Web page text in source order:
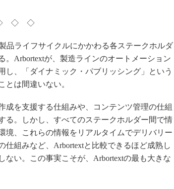
◇ ◇
ライフサイクルにかかわる各ステークホルダ
。Arbortextが、製造ラインのオートメーション
し、「ダイナミック・パブリッシング」という
とは間違いない。
を支援する仕組みや、コンテンツ管理の仕組
る。しかし、すべてのステークホルダー間で情
境、これらの情報をリアルタイムでデリバリー
組みなど、Arbortextと比較できるほど成熟し
ない。この事実こそが、Arbortextの最も大きな